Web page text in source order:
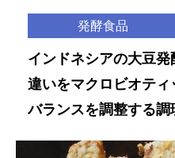
発酵食品
インドネシアの大豆
違いをマクロビオテ
バランスを調整する調